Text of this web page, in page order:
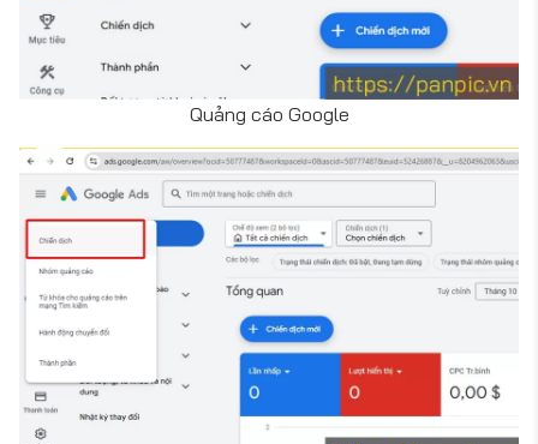
Quảng cáo Google